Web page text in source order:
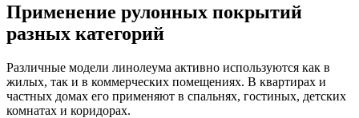
Применение рулонных покрытий
разных категорий
Различные модели линолеума активно используются как в
жилых, так и в коммерческих помещениях. В квартирах и
частных домах его применяют в спальнях, гостиных, детских
комнатах и коридорах.